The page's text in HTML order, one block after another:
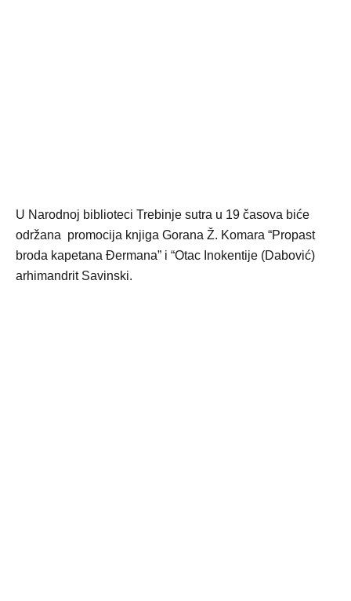
U Narodnoj biblioteci Trebinje sutra u 19 časova biće
održana promocija knjiga Gorana Ž. Komara “Propast
broda kapetana Đermana” i “Otac Inokentije (Dabović)
arhimandrit Savinski.